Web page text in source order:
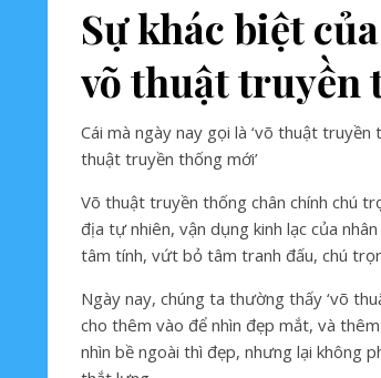
Sự khác biệt
võ thuật truyền
Cái mà ngày nay gọi là ‘võ thuật
thuật truyền thống mới’
Võ thuật truyền thống chân chính chú
địa tự nhiên, vận dụng kinh lạc của
tâm tính, vứt bỏ tâm tranh đấu, chú
Ngày nay, chúng ta thường thấy ‘võ
cho thêm vào để nhìn đẹp mắt, và
nhìn bề ngoài thì đẹp, nhưng lại không